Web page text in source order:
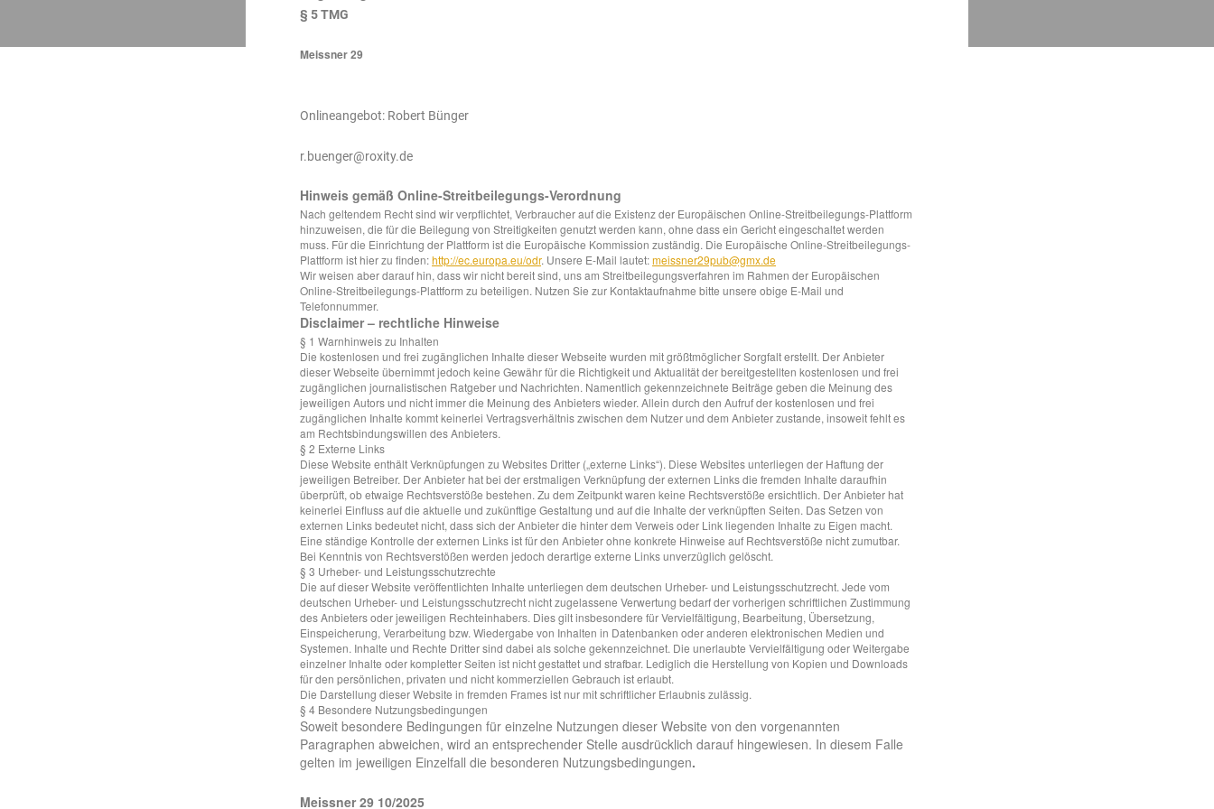
§ 5 TMG
Meissner 29
Onlineangebot: Robert Bünger
r.buenger@roxity.de
Hinweis gemäß Online-Streitbeilegungs-Verordnung
Nach geltendem Recht sind wir verpflichtet, Verbraucher auf die Existenz der Europäischen Online-Streitbeilegungs-Plattform
hinzuweisen, die für die Beilegung von Streitigkeiten genutzt werden kann, ohne dass ein Gericht eingeschaltet werden
muss. Für die Einrichtung der Plattform ist die Europäische Kommission zuständig. Die Europäische Online-Streitbeilegungs-
Plattform ist hier zu finden:http://ec.europa.eu/odr. Unsere E-Mail lautet:meissner29pub@gmx.de
Wir weisen aber darauf hin, dass wir nicht bereit sind, uns am Streitbeilegungsverfahren im Rahmen der Europäischen
Online-Streitbeilegungs-Plattform zu beteiligen. Nutzen Sie zur Kontaktaufnahme bitte unsere obige E-Mail und
Telefonnummer.
Disclaimer – rechtliche Hinweise
§ 1 Warnhinweis zu Inhalten
Die kostenlosen und frei zugänglichen Inhalte dieser Webseite wurden mit größtmöglicher Sorgfalt erstellt. Der Anbieter
dieser Webseite übernimmt jedoch keine Gewähr für die Richtigkeit und Aktualität der bereitgestellten kostenlosen und frei
zugänglichen journalistischen Ratgeber und Nachrichten. Namentlich gekennzeichnete Beiträge geben die Meinung des
jeweiligen Autors und nicht immer die Meinung des Anbieters wieder. Allein durch den Aufruf der kostenlosen und frei
zugänglichen Inhalte kommt keinerlei Vertragsverhältnis zwischen dem Nutzer und dem Anbieter zustande, insoweit fehlt es
am Rechtsbindungswillen des Anbieters.
§ 2 Externe Links
Diese Website enthält Verknüpfungen zu Websites Dritter („externe Links“). Diese Websites unterliegen der Haftung der
jeweiligen Betreiber. Der Anbieter hat bei der erstmaligen Verknüpfung der externen Links die fremden Inhalte daraufhin
überprüft, ob etwaige Rechtsverstöße bestehen. Zu dem Zeitpunkt waren keine Rechtsverstöße ersichtlich. Der Anbieter hat
keinerlei Einfluss auf die aktuelle und zukünftige Gestaltung und auf die Inhalte der verknüpften Seiten. Das Setzen von
externen Links bedeutet nicht, dass sich der Anbieter die hinter dem Verweis oder Link liegenden Inhalte zu Eigen macht.
Eine ständige Kontrolle der externen Links ist für den Anbieter ohne konkrete Hinweise auf Rechtsverstöße nicht zumutbar.
Bei Kenntnis von Rechtsverstößen werden jedoch derartige externe Links unverzüglich gelöscht.
§ 3 Urheber- und Leistungsschutzrechte
Die auf dieser Website veröffentlichten Inhalte unterliegen dem deutschen Urheber- und Leistungsschutzrecht. Jede vom
deutschen Urheber- und Leistungsschutzrecht nicht zugelassene Verwertung bedarf der vorherigen schriftlichen Zustimmung
des Anbieters oder jeweiligen Rechteinhabers. Dies gilt insbesondere für Vervielfältigung, Bearbeitung, Übersetzung,
Einspeicherung, Verarbeitung bzw. Wiedergabe von Inhalten in Datenbanken oder anderen elektronischen Medien und
Systemen. Inhalte und Rechte Dritter sind dabei als solche gekennzeichnet. Die unerlaubte Vervielfältigung oder Weitergabe
einzelner Inhalte oder kompletter Seiten ist nicht gestattet und strafbar. Lediglich die Herstellung von Kopien und Downloads
für den persönlichen, privaten und nicht kommerziellen Gebrauch ist erlaubt.
Die Darstellung dieser Website in fremden Frames ist nur mit schriftlicher Erlaubnis zulässig.
§ 4 Besondere Nutzungsbedingungen
Soweit besondere Bedingungen für einzelne Nutzungen dieser Website von den vorgenannten
Paragraphen abweichen, wird an entsprechender Stelle ausdrücklich darauf hingewiesen. In diesem Falle
gelten im jeweiligen Einzelfall die besonderen Nutzungsbedingungen.
Meissner 29 10/2025